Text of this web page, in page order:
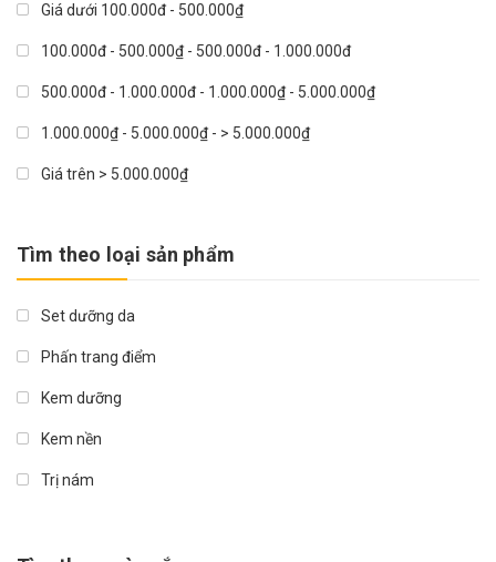
Rohto
DHC
Muji
Dokudami
KLAVUU
Giá dưới 100.000đ - 500.000₫
100.000đ - 500.000₫ - 500.000đ - 1.000.000đ
500.000đ - 1.000.000đ - 1.000.000₫ - 5.000.000₫
1.000.000₫ - 5.000.000₫ - > 5.000.000₫
Giá trên > 5.000.000₫
Tìm theo loại sản phẩm
Set dưỡng da
Phấn trang điểm
Kem dưỡng
Kem nền
Trị nám